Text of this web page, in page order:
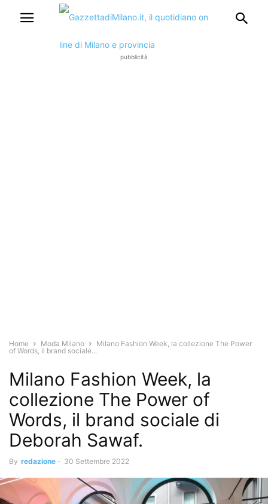
pubblicità
Home Moda Milano
Milano Fashion Week, la collezione The Power
of Words, il brand sociale...
Milano Fashion Week, la
collezione The Power of
Words, il brand sociale di
Deborah Sawaf.
By redazione - 30 Settembre 2022